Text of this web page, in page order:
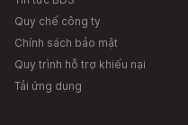
Quy chế công ty
Chính sách bảo mật
Quy trình hỗ trợ khiếu nại
Tải ứng dụng